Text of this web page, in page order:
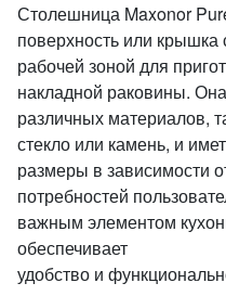
Столешница Maxonor
поверхность или крышка
рабочей зоной для
накладной раковины.
различных материалов,
стекло или камень, и
размеры в зависимости
потребностей
важным элементом
обеспечивает
удобство и